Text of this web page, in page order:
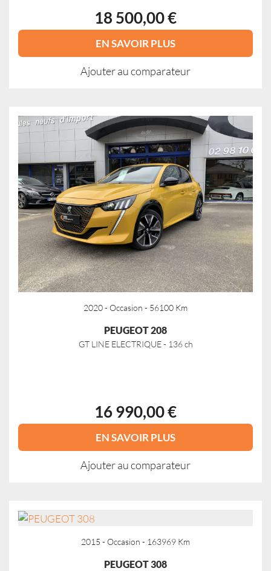
18 500,00 €
EN SAVOIR PLUS
Ajouter au comparateur
2020 - Occasion - 56100 Km
PEUGEOT 208
GT LINE ELECTRIQUE - 136 ch
16 990,00 €
EN SAVOIR PLUS
Ajouter au comparateur
2015 - Occasion - 163969 Km
PEUGEOT 308